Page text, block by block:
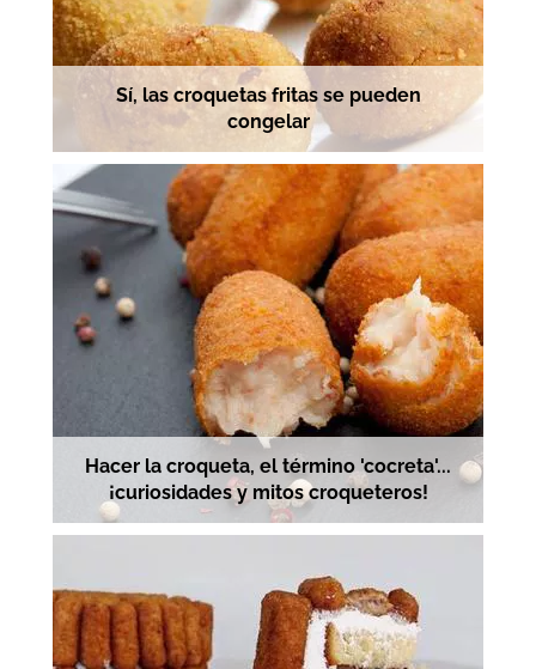
Sí, las croquetas fritas se pueden
congelar
Hacer la croqueta, el término 'cocreta'...
¡curiosidades y mitos croqueteros!